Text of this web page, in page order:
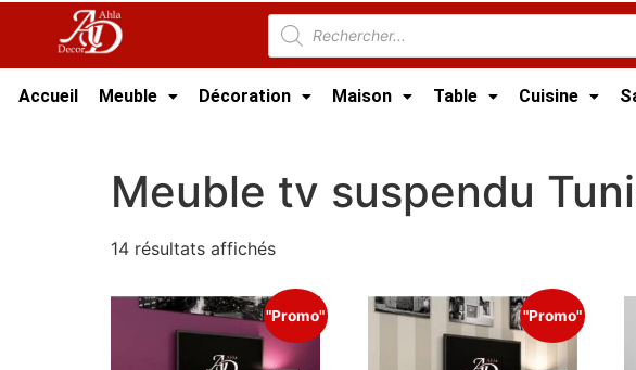
Accueil Meuble Décoration Maison Table Cuisine
Meuble tv suspendu
14 résultats affichés
"Promo" "Promo"